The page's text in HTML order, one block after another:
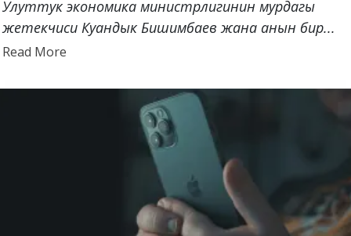
Улуттук экономика министрлигинин мурдагы
жетекчиси Куандык Бишимбаев жана анын бир...
Read MoreRead
about